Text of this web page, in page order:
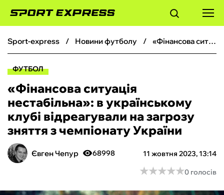
ФУТБОЛ
БОКС
ХОКЕЙ
ТЕНІС
КІБЕРСПОРТ
sport-express новини футболу «Фінансова ситуація нестабільна»: в українському клубі відреагували на загрозу зняття з чемпіонату України
ФУТБОЛ
«Фінансова ситуація
нестабільна»: в українському
клубі відреагували на загрозу
зняття з чемпіонату України
Євген Чепур 11 жовтня 2023, 13:14
68998
★★★★★
★★★★★0 голосів